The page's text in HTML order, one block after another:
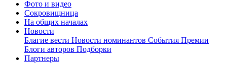
Фото и видео
Сокровищница
На общих началах
Новости
Благие вести Новости номинантов События Премии
Блоги авторов Подборки
Партнеры